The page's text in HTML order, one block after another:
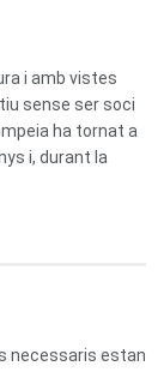
i amb vistes
sense ser soci
ha tornat a
i, durant la
necessaris estan